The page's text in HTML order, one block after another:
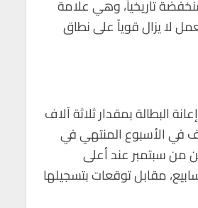
p
p
تاريخياً، وهي علامة
لا يزال قوياً على نطاق
البطالة بمقدار ثلاثة آلاف
إلى 213 ألف في الأسبوع المنتهي في
من سبتمبر عند أعلى
في 3 أسابيع، مقابل توقعات بتسجيلها